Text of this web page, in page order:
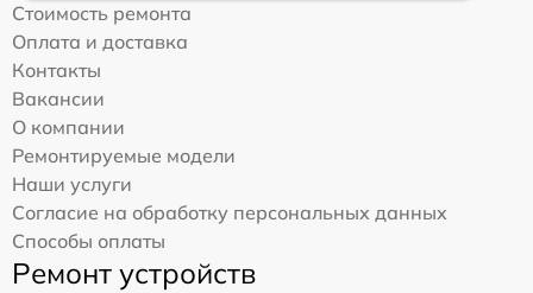
Стоимость ремонта
Оплата и доставка
Контакты
Вакансии
О компании
Ремонтируемые модели
Наши услуги
Согласие на обработку персональных данных
Способы оплаты
Ремонт устройств